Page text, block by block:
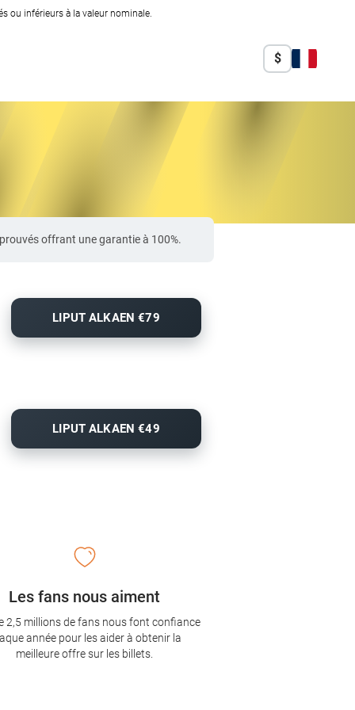
ou inférieurs à la valeur nominale.
$
offrant une garantie à 100%.
LIPUT ALKAEN €79
LIPUT ALKAEN €49
Les fans nous aiment
2,5 millions de fans nous font confiance
année pour les aider à obtenir la
meilleure offre sur les billets.